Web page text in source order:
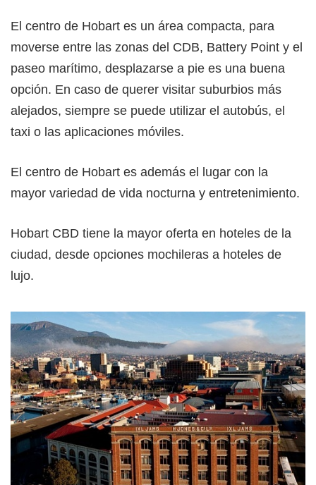
El centro de Hobart es un área compacta, para
moverse entre las zonas del CDB, Battery Point y el
paseo marítimo, desplazarse a pie es una buena
opción. En caso de querer visitar suburbios más
alejados, siempre se puede utilizar el autobús, el
taxi o las aplicaciones móviles.
El centro de Hobart es además el lugar con la
mayor variedad de vida nocturna y entretenimiento.
Hobart CBD tiene la mayor oferta en hoteles de la
ciudad, desde opciones mochileras a hoteles de
lujo.